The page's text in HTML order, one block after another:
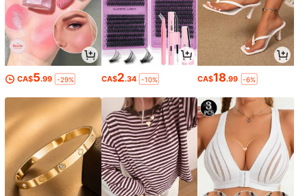
CA$5.99 -29% CA$2.34 -10% CA$18.99 -6%